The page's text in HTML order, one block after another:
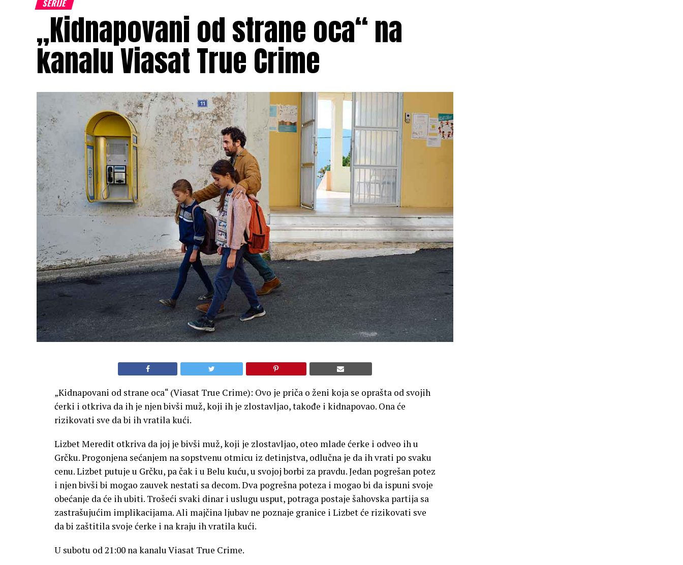
SERIJE
„Kidnapovani od strane oca“ na
kanalu Viasat True Crime
„Kidnapovani od strane oca“ (Viasat True Crime): Ovo je priča o ženi koja se oprašta od svojih
ćerki i otkriva da ih je njen bivši muž, koji ih je zlostavljao, takođe i kidnapovao. Ona će
rizikovati sve da bi ih vratila kući.
Lizbet Meredit otkriva da joj je bivši muž, koji je zlostavljao, oteo mlade ćerke i odveo ih u
Grčku. Progonjena sećanjem na sopstvenu otmicu iz detinjstva, odlučna je da ih vrati po svaku
cenu. Lizbet putuje u Grčku, pa čak i u Belu kuću, u svojoj borbi za pravdu. Jedan pogrešan potez
i njen bivši bi mogao zauvek nestati sa decom. Dva pogrešna poteza i mogao bi da ispuni svoje
obećanje da će ih ubiti. Trošeći svaki dinar i uslugu usput, potraga postaje šahovska partija sa
zastrašujućim implikacijama. Ali majčina ljubav ne poznaje granice i Lizbet će rizikovati sve
da bi zaštitila svoje ćerke i na kraju ih vratila kući.
U subotu od 21:00 na kanalu Viasat True Crime.